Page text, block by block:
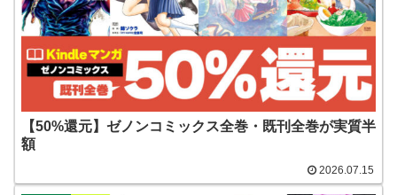
【50%還元】ゼノンコミックス全巻・既刊全巻が実質半
額
2026.07.15